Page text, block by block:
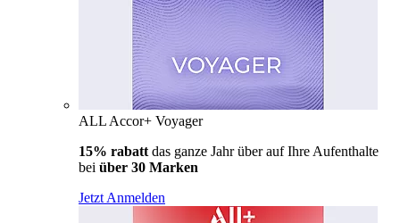
ALL Accor+ Voyager
15% rabatt das ganze Jahr über auf Ihre Aufenthalte
bei über 30 Marken
Jetzt Anmelden